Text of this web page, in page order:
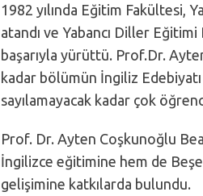
1982 yılında Eğitim Fakültesi,
atandı ve Yabancı Diller
başarıyla yürüttü. Prof.Dr.
kadar bölümün İngiliz
sayılamayacak kadar çok
Prof. Dr. Ayten Coşkunoğlu
İngilizce eğitimine hem de
gelişimine katkılarda bulundu.